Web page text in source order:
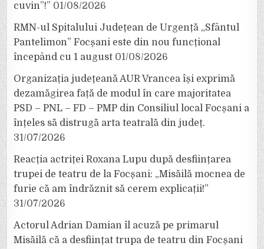
cuvin”!” 01/08/2026
RMN-ul Spitalului Județean de Urgență „Sfântul
Pantelimon” Focșani este din nou funcțional
începând cu 1 august 01/08/2026
Organizația județeană AUR Vrancea își exprimă
dezamăgirea față de modul în care majoritatea
PSD – PNL – FD – PMP din Consiliul local Focșani a
înțeles să distrugă arta teatrală din județ.
31/07/2026
Reacția actriței Roxana Lupu după desființarea
trupei de teatru de la Focșani: „Misăilă mocnea de
furie că am îndrăznit să cerem explicații!”
31/07/2026
Actorul Adrian Damian îl acuză pe primarul
Misăilă că a desființat trupa de teatru din Focșani